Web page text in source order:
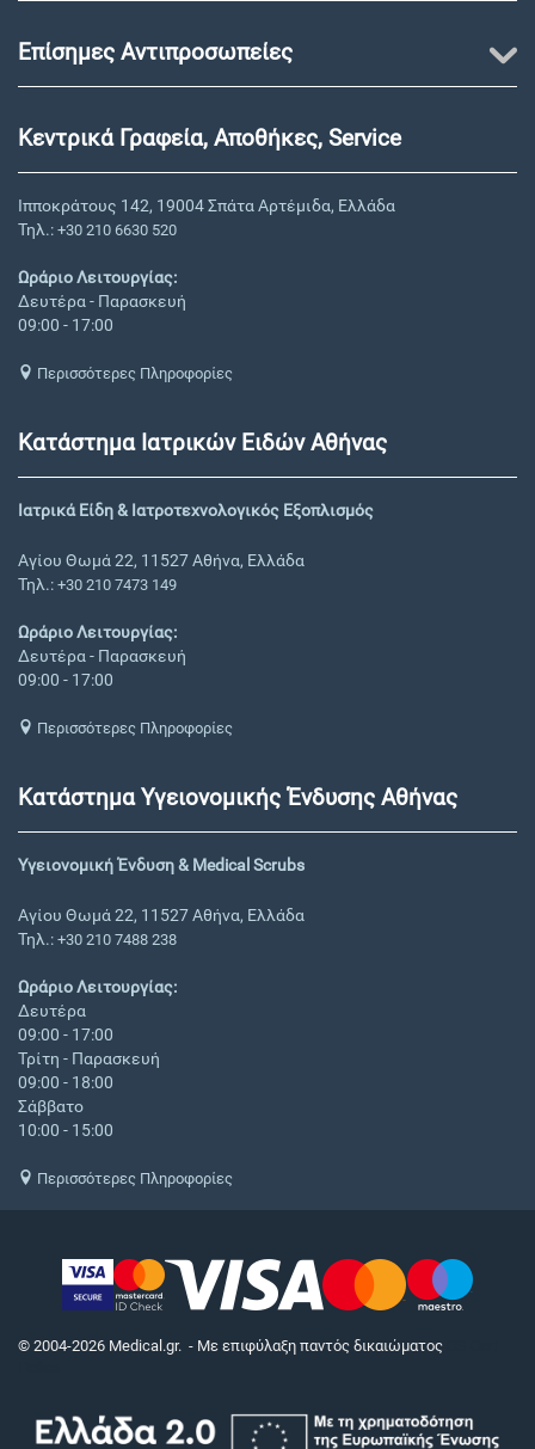
Επίσημες Αντιπροσωπείες
Κεντρικά Γραφεία, Αποθήκες, Service
Ιπποκράτους 142, 19004 Σπάτα Αρτέμιδα, Ελλάδα
Τηλ.: +30 210 6630 520
Ωράριο Λειτουργίας:
Δευτέρα - Παρασκευή
09:00 - 17:00
Περισσότερες Πληροφορίες
Κατάστημα Ιατρικών Ειδών Αθήνας
Ιατρικά Είδη & Ιατροτεχνολογικός Εξοπλισμός
Αγίου Θωμά 22, 11527 Αθήνα, Ελλάδα
Τηλ.: +30 210 7473 149
Ωράριο Λειτουργίας:
Δευτέρα - Παρασκευή
09:00 - 17:00
Περισσότερες Πληροφορίες
Κατάστημα Υγειονομικής Ένδυσης Αθήνας
Υγειονομική Ένδυση & Medical Scrubs
Αγίου Θωμά 22, 11527 Αθήνα, Ελλάδα
Τηλ.: +30 210 7488 238
Ωράριο Λειτουργίας:
Δευτέρα
09:00 - 17:00
Τρίτη - Παρασκευή
09:00 - 18:00
Σάββατο
10:00 - 15:00
Περισσότερες Πληροφορίες
© 2004-2026 Medical.gr. - Με επιφύλαξη παντός δικαιώματος